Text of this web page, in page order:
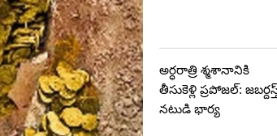
అర్ధరాత్రి శ్మశానానికి
తీసుకెళ్లి ప్రపోజల్:
నటుడి భార్య